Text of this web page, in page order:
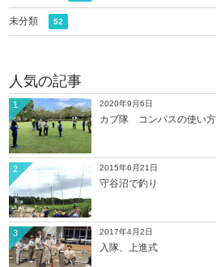
未分類 52
人気の記事
2020年9月6日
カブ隊 コンパスの使い
1
2015年6月21日
守谷沼で釣り
2
2017年4月2日
入隊、上進式
3